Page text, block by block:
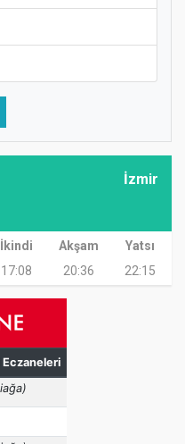
İzmir
İkindi Akşam
Yatsı
17:08 20:36 22:15